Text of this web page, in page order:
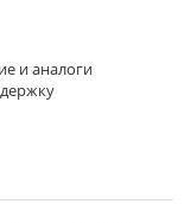
и аналоги